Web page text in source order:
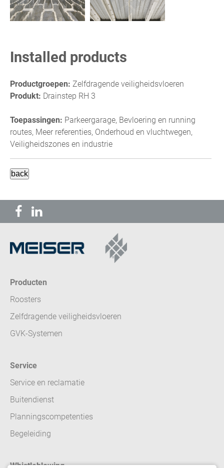
Installed products
Productgroepen: Zelfdragende veiligheidsvloeren
Produkt: Drainstep RH 3
Toepassingen: Parkeergarage, Bevloering en running
routes, Meer referenties, Onderhoud en vluchtwegen,
Veiligheidszones en industrie
Producten
Roosters
Zelfdragende veiligheidsvloeren
GVK-Systemen
Service
Service en reclamatie
Buitendienst
Planningscompetenties
Begeleiding
Whistleblowing